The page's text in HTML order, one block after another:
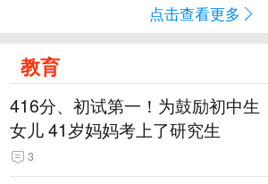
点击查看更多
教育
416分、初试第一！为鼓励初中生
女儿 41岁妈妈考上了研究生
3